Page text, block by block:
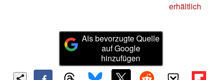
erhältlich
Als bevorzugte Quelle
auf Google
hinzufügen